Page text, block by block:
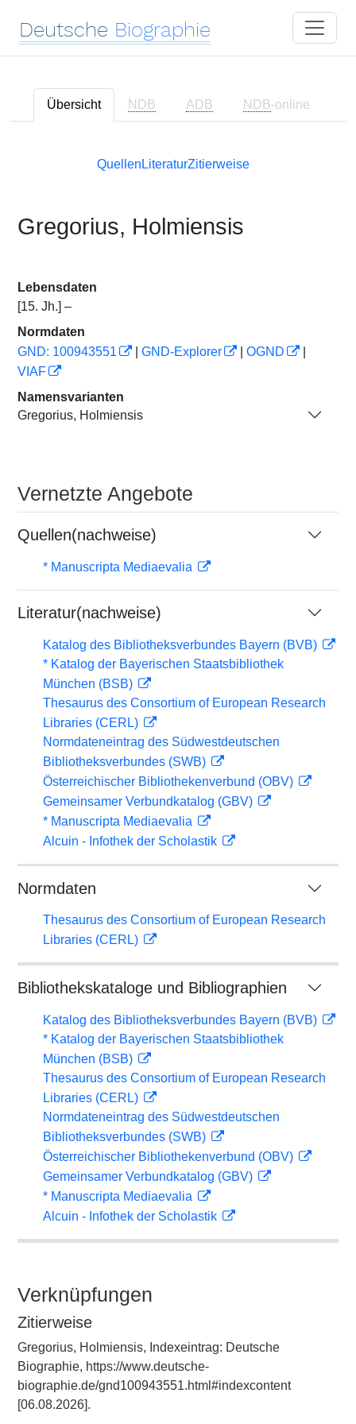
Deutsche Biographie
Übersicht NDB ADB NDB-online
Quellen LiteraturZitierweise
Gregorius, Holmiensis
Lebensdaten
[15. Jh.] –
Normdaten
GND: 100943551
GND-Explorer OGND
VIAF
Namensvarianten
Gregorius, Holmiensis
Vernetzte Angebote
Quellen(nachweise)
* Manuscripta Mediaevalia
Literatur(nachweise)
Katalog des Bibliotheksverbundes Bayern (BVB)
* Katalog der Bayerischen Staatsbibliothek
München (BSB)
Thesaurus des Consortium of European Research
Libraries (CERL)
Normdateneintrag des Südwestdeutschen
Bibliotheksverbundes (SWB)
Österreichischer Bibliothekenverbund (OBV)
Gemeinsamer Verbundkatalog (GBV)
* Manuscripta Mediaevalia
Alcuin - Infothek der Scholastik
Normdaten
Thesaurus des Consortium of European Research
Libraries (CERL)
Bibliothekskataloge und Bibliographien
Katalog des Bibliotheksverbundes Bayern (BVB)
* Katalog der Bayerischen Staatsbibliothek
München (BSB)
Thesaurus des Consortium of European Research
Libraries (CERL)
Normdateneintrag des Südwestdeutschen
Bibliotheksverbundes (SWB)
Österreichischer Bibliothekenverbund (OBV)
Gemeinsamer Verbundkatalog (GBV)
* Manuscripta Mediaevalia
Alcuin - Infothek der Scholastik
Verknüpfungen
Zitierweise
Gregorius, Holmiensis, Indexeintrag: Deutsche
Biographie, https://www.deutsche-
biographie.de/gnd100943551.html#indexcontent
[06.08.2026].